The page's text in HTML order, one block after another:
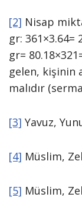
[2] Nisap
gr: 361×3.64=
gr=
gelen, kişinin
malıdır
[3] Yavuz,
[4] Müslim,
[5] Müslim,